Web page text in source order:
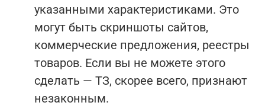
указанными характеристиками. Это
могут быть скриншоты сайтов,
коммерческие предложения, реестры
товаров. Если вы не можете этого
сделать — ТЗ, скорее всего, признают
незаконным.